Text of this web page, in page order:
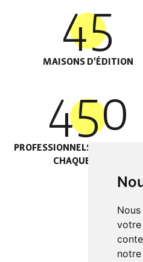
votre
45
MAISONS D'ÉDITION
450
PROFESSIONNELS
CHAQUE ANNÉE